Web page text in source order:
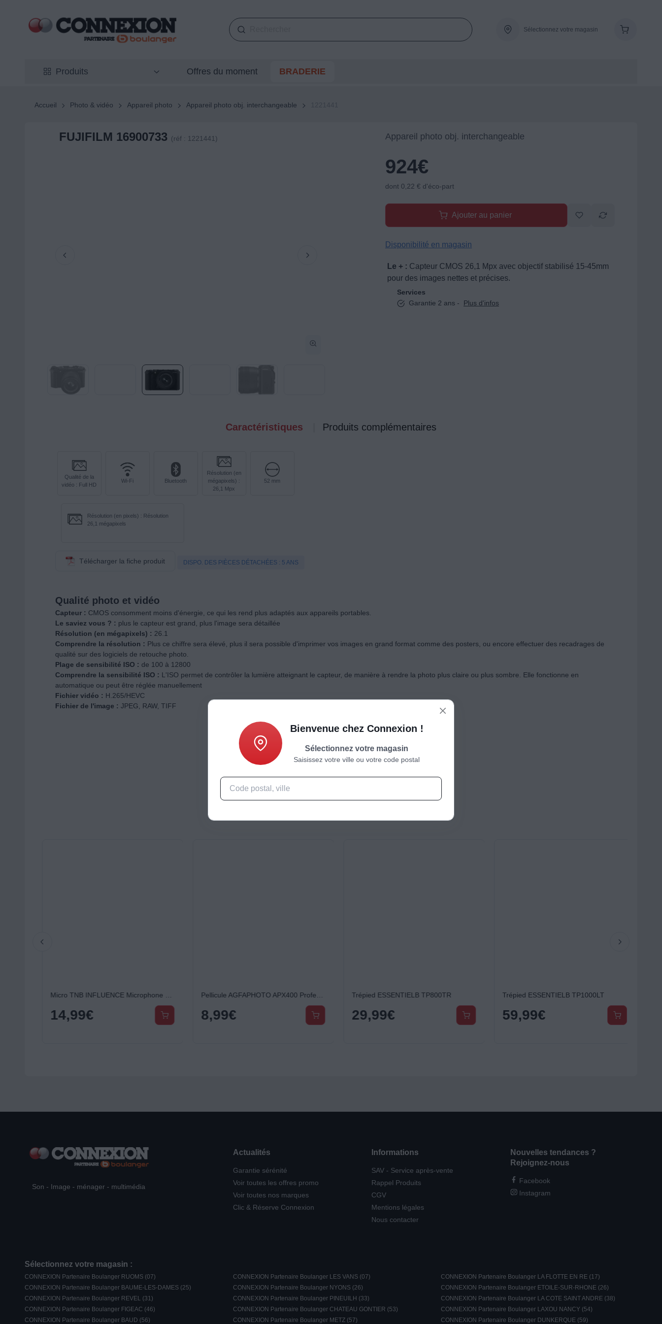
Sélectionnez votre magasin
Produits Offres du moment BRADERIE
Accueil Photo & vidéo Appareil photo Appareil photo obj. interchangeable
FUJIFILM 16900733 (réf : 1221441) Appareil photo obj. interchangeable
924€
dont 0,22 € d'éco-part
Ajouter au panier
Disponibilité en magasin
Le + : Capteur CMOS 26,1 Mpx avec objectif stabilisé 15-45mm
pour des images nettes et précises.
Services
Garantie 2 ans -
Plus d'infos
Caractéristiques Produits complémentaires
Qualité de la
vidéo : Full HD
Wi-Fi Bluetooth
Résolution (en
mégapixels) :
26,1 Mpx
52 mm
Résolution (en pixels) : Résolution
26,1 mégapixels
Télécharger la fiche produit DISPO. DES PIÈCES DÉTACHÉES : 5 ANS
Qualité photo et vidéo
Capteur : CMOS consomment moins d'énergie, ce qui les rend plus adaptés aux appareils portables.
Le saviez vous ? : plus le capteur est grand, plus l'image sera détaillée
Résolution (en mégapixels) : 26.1
Comprendre la résolution : Plus ce chiffre sera élevé, plus il sera possible d'imprimer vos images en grand format comme des posters, ou encore effectuer des recadrages de
qualité sur des logiciels de retouche photo.
Plage de sensibilité ISO : de 100 à 12800
Comprendre la sensibilité ISO : L'ISO permet de contrôler la lumière atteignant le capteur, de manière à rendre la photo plus claire ou plus sombre. Elle fonctionne en
automatique ou peut être réglée manuellement
Fichier vidéo : H.265/HEVC
Fichier de l'image : JPEG, RAW, TIFF
Caractéristiques
Micro TNB INFLUENCE Microphone cravate - port jack
14,99€
Pellicule AGFAPHOTO APX400 Professionnel 135-36 B&W
8,99€
Trépied ESSENTIELB TP800TR
29,99€
Trépied ESSENTIELB TP1000LT
59,99€
Son - Image - ménager - multimédia
Actualités
Garantie sérénité
Voir toutes les offres promo
Voir toutes nos marques
Clic & Réserve Connexion
Informations
SAV - Service après-vente
Rappel Produits
CGV
Mentions légales
Nous contacter
Nouvelles tendances ?
Rejoignez-nous
Facebook
Instagram
Sélectionnez votre magasin :
CONNEXION Partenaire Boulanger RUOMS (07) CONNEXION Partenaire Boulanger LES VANS (07)
CONNEXION Partenaire Boulanger LA FLOTTE EN RE (17)
CONNEXION Partenaire Boulanger BAUME-LES-DAMES (25)
CONNEXION Partenaire Boulanger NYONS (26)
CONNEXION Partenaire Boulanger ETOILE-SUR-RHONE (26)
CONNEXION Partenaire Boulanger REVEL (31)
CONNEXION Partenaire Boulanger PINEUILH (33)
CONNEXION Partenaire Boulanger LA COTE SAINT ANDRE (38)
CONNEXION Partenaire Boulanger FIGEAC (46)
CONNEXION Partenaire Boulanger CHATEAU GONTIER (53)
CONNEXION Partenaire Boulanger LAXOU NANCY (54)
CONNEXION Partenaire Boulanger BAUD (56)
CONNEXION Partenaire Boulanger METZ (57) CONNEXION Partenaire Boulanger DUNKERQUE (59)
Bienvenue chez Connexion !
Sélectionnez votre magasin
Saisissez votre ville ou votre code postal